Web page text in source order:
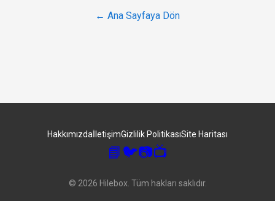
← Ana Sayfaya Dön
HakkımızdaİletişimGizlilik PolitikasıSite Haritası
📘🐦📷📺
© 2026 Hilebox. Tüm hakları saklıdır.